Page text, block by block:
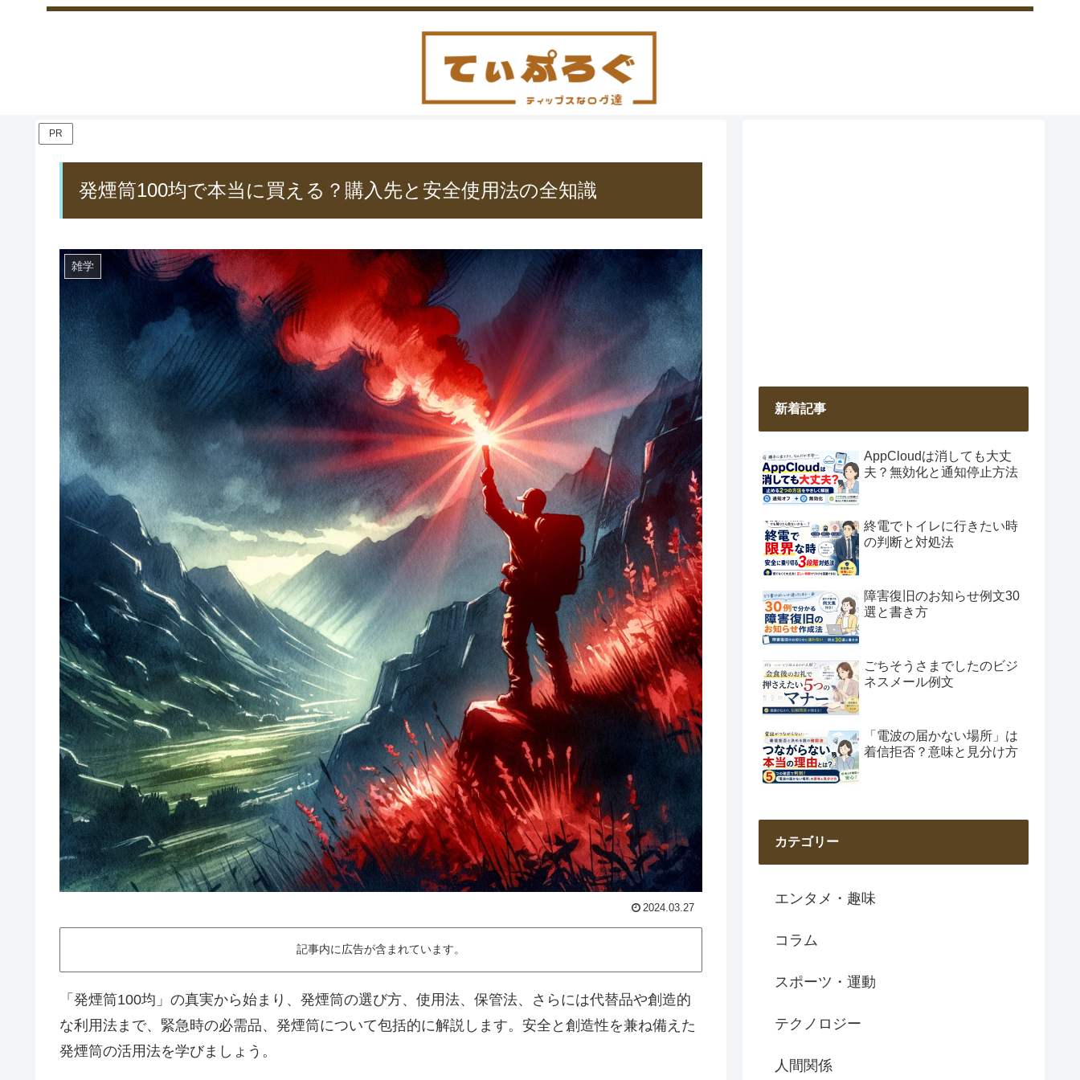
PR
発煙筒100均で本当に買える？購入先と安全使用法の全知識
雑学
2024.03.27
記事内に広告が含まれています。
「発煙筒100均」の真実から始まり、発煙筒の選び方、使用法、保管法、さらには代替品や創造的
な利用法まで、緊急時の必需品、発煙筒について包括的に解説します。安全と創造性を兼ね備えた
発煙筒の活用法を学びましょう。
新着記事
AppCloudは消しても大丈
夫？無効化と通知停止方法
終電でトイレに行きたい時
の判断と対処法
障害復旧のお知らせ例文30
選と書き方
ごちそうさまでしたのビジ
ネスメール例文
「電波の届かない場所」は
着信拒否？意味と見分け方
カテゴリー
エンタメ・趣味
コラム
スポーツ・運動
テクノロジー
人間関係